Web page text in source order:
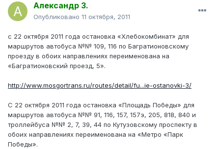
Александр З.
Опубликовано 11 октября, 2011
с 22 октября 2011 года остановка «Хлебокомбинат» для
маршрутов автобуса №№ 109, 116 по Багратионовскому
проезду в обоих направлениях переименована на
«Багратионовский проезд, 5».
http://www.mosgortrans.ru/routes/detail/fu...ie-ostanovki-3/
С 22 октября 2011 года остановка «Площадь Победы» для
маршрутов автобуса №№ 91, 116, 157, 157э, 205, 818, 840 и
троллейбуса №№ 2, 7, 39, 44 по Кутузовскому проспекту в
обоих направлениях переименована на «Метро «Парк
Победы».